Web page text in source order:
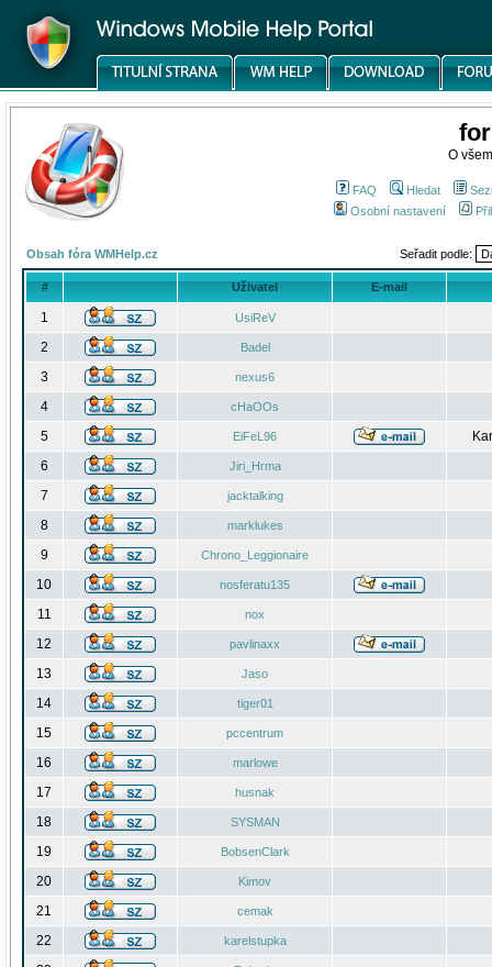
O
FAQ Hledat
Osobní nastavení
Obsah fóra WMHelp.cz Seřadit podle:
# Uživatel E-mail
1 UsiReV
2 Badel
3 nexus6
4 cHaOOs
5 EiFeL96
6
Jiri_Hrma
7 jacktalking
8 marklukes
9 Chrono_Leggionaire
10 nosferatu135
11 nox
12 pavlinaxx
13 Jaso
14 tiger01
15 pccentrum
16 marlowe
17 husnak
18 SYSMAN
19 BobsenClark
20 Kimov
21 cemak
22 karelstupka